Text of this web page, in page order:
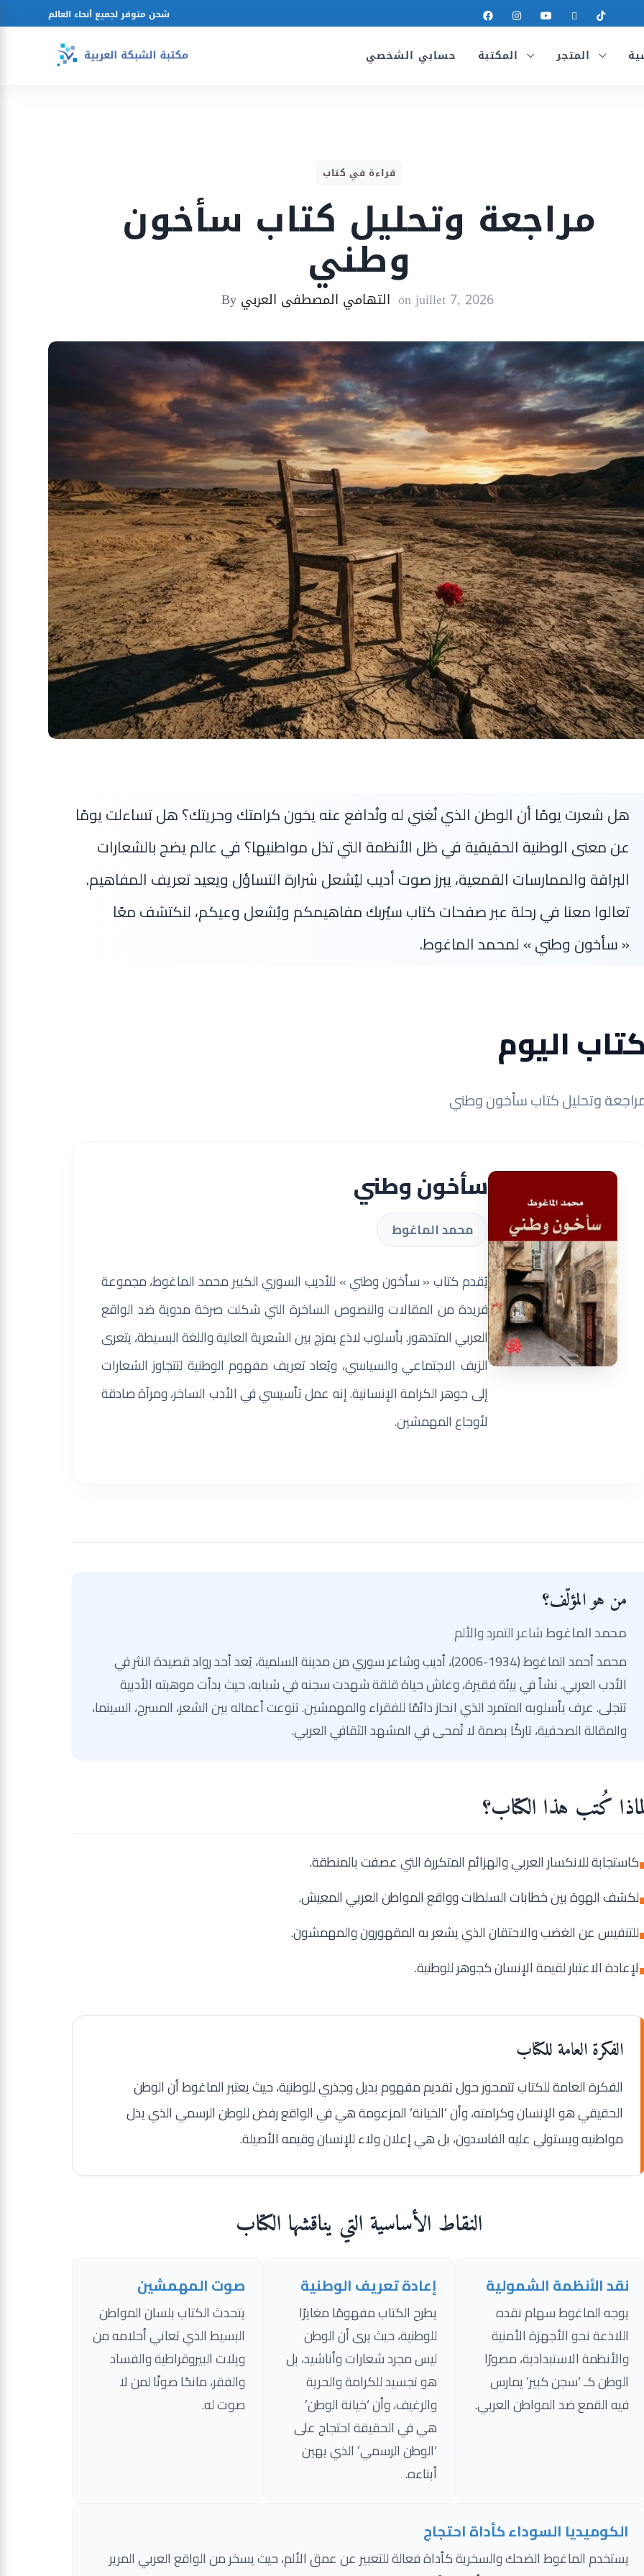
شحن متوفر لجميع أنحاء العالم
حسابي الشخصي
قراءة في كتاب
مراجعة وتحليل كتاب سأخون
وطني
By التهامي المصطفى العربي onjuillet 7, 2026
هل شعرت يومًا أن الوطن الذي نُغني له ونُدافع عنه يخون كرامتك وحريتك؟ هل تساءلت يومًا
عن معنى الوطنية الحقيقية في ظل الأنظمة التي تذل مواطنيها؟ في عالم يضج بالشعارات
البراقة والممارسات القمعية، يبرز صوت أديب ليُشعل شرارة التساؤل ويعيد تعريف المفاهيم.
تعالوا معنا في رحلة عبر صفحات كتاب سيُربك مفاهيمكم ويُشعل وعيكم، لنكتشف معًا
« سأخون وطني » لمحمد الماغوط.
اليوم
وتحليل كتاب سأخون وطني
سأخون وطني
محمد الماغوط
يُقدم كتاب « سأخون وطني » للأديب السوري الكبير محمد الماغوط، مجموعة
فريدة من المقالات والنصوص الساخرة التي شكلت صرخة مدوية ضد الواقع
العربي المتدهور. بأسلوب لاذع يمزج بين الشعرية العالية واللغة البسيطة، يتعرى
الزيف الاجتماعي والسياسي، ويُعاد تعريف مفهوم الوطنية لتتجاوز الشعارات
إلى جوهر الكرامة الإنسانية. إنه عمل تأسيسي في الأدب الساخر، ومرآة صادقة
لأوجاع المهمشين.
من هو المؤلّف؟
محمد الماغوطشاعر التمرد والألم
محمد أحمد الماغوط (1934-2006)، أديب وشاعر سوري من مدينة السلمية، يُعد أحد رواد قصيدة النثر في
الأدب العربي. نشأ في بيئة فقيرة، وعاش حياة قلقة شهدت سجنه في شبابه، حيث بدأت موهبته الأدبية
تتجلى. عرف بأسلوبه المتمرد الذي انحاز دائمًا للفقراء والمهمشين. تنوعت أعماله بين الشعر، المسرح، السينما،
والمقالة الصحفية، تاركًا بصمة لا تُمحى في المشهد الثقافي العربي.
كُتب هذا الكتاب؟
كاستجابة للانكسار العربي والهزائم المتكررة التي عصفت بالمنطقة.
لكشف الهوة بين خطابات السلطات وواقع المواطن العربي المعيش.
للتنفيس عن الغضب والاحتقان الذي يشعر به المقهورون والمهمشون.
لإعادة الاعتبار لقيمة الإنسان كجوهر للوطنية.
الفكرة العامة للكتاب
الفكرة العامة للكتاب تتمحور حول تقديم مفهوم بديل وجذري للوطنية، حيث يعتبر الماغوط أن الوطن
الحقيقي هو الإنسان وكرامته، وأن ‘الخيانة’ المزعومة هي في الواقع رفض للوطن الرسمي الذي يذل
مواطنيه ويستولي عليه الفاسدون، بل هي إعلان ولاء للإنسان وقيمه الأصيلة.
النقاط الأساسية التي يناقشها الكتاب
نقد الأنظمة الشمولية
يوجه الماغوط سهام نقده
اللاذعة نحو الأجهزة الأمنية
والأنظمة الاستبدادية، مصورًا
الوطن كـ ‘سجن كبير’ يمارس
فيه القمع ضد المواطن العربي.
إعادة تعريف الوطنية
يطرح الكتاب مفهومًا مغايرًا
للوطنية، حيث يرى أن الوطن
ليس مجرد شعارات وأناشيد، بل
هو تجسيد للكرامة والحرية
والرغيف، وأن ‘خيانة الوطن’
هي في الحقيقة احتجاج على
‘الوطن الرسمي’ الذي يهين
أبناءه.
صوت المهمشين
يتحدث الكتاب بلسان المواطن
البسيط الذي تعاني أحلامه من
ويلات البيروقراطية والفساد
والفقر، مانحًا صوتًا لمن لا
صوت له.
الكوميديا السوداء كأداة احتجاج
يستخدم الماغوط الضحك والسخرية كأداة فعالة للتعبير عن عمق الألم، حيث يسخر من الواقع العربي المرير